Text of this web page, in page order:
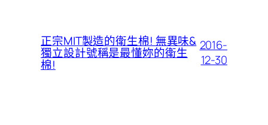
正宗MIT製造的衛生棉! 無異味&
獨立設計號稱是最懂妳的衛生
棉!
2016-
12-30